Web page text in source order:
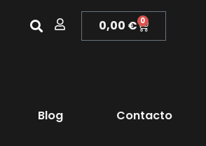
0,00 € 0
Blog Contacto